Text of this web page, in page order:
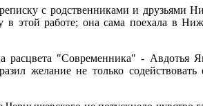
с родственниками и друзьями
в этой работе; она сама поехала в
"Современника" - Авдотья
желание не только